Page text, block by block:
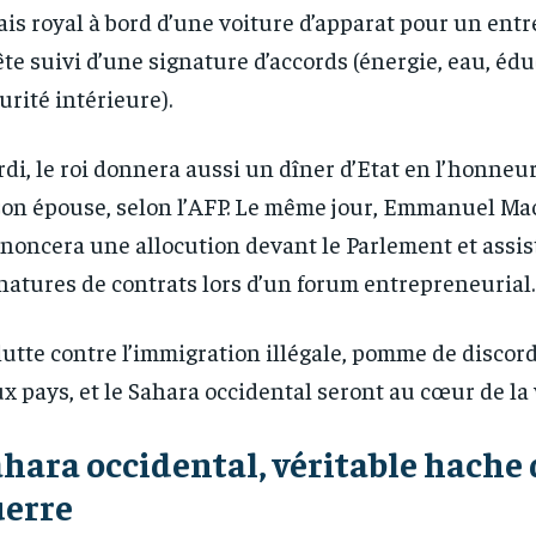
1-YEAR
news and articles for a whole year.
1-YEAR
news and articles for a whole year.
royal à bord d’une voiture d’apparat pour un
suivi d’une signature d’accords (énergie, eau,
intérieure).
le roi donnera aussi un dîner d’Etat en
épouse, selon l’AFP. Le même jour, Emmanuel
une allocution devant le Parlement et
de contrats lors d’un forum entrepreneurial.
contre l’immigration illégale, pomme de
pays, et le Sahara occidental seront au cœur de la
occidental, véritable hache